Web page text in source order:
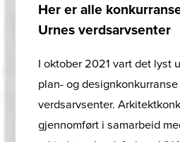
Her er alle
Urnes verdsarvsenter
I oktober 2021 vart det lyst
plan- og
verdsarvsenter.
gjennomført i samarbeid